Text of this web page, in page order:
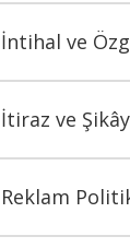
İntihal ve
İtiraz ve
Reklam